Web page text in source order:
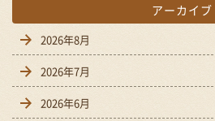
アーカイブ
2026年8月
2026年7月
2026年6月